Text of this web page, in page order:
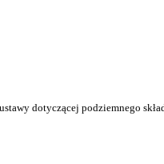
dotyczącej podziemnego